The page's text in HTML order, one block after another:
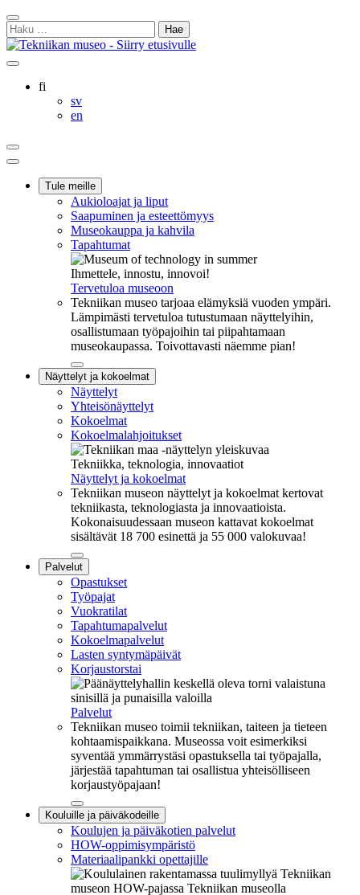
Siirry
sisältöön
Sulje
hakukenttä
Haku:
Ostoskorisi
Oma
Hae
sivultafi
svSvenska
en
Ostoskorisi
Oma
tiliHae
Päävalikko
Tule meille
Aukioloajat ja liput
Saapuminen ja esteettömyys
Museokauppa ja kahvila
Tapahtumat
Ihmettele, innostu, innovoi!
Tervetuloa museoon
Tekniikan museo tarjoaa elämyksiä vuoden ympäri.
Lämpimästi tervetuloa tutustumaan näyttelyihin,
osallistumaan työpajoihin tai piipahtamaan
museokaupassa. Toivottavasti näemme pian!
Sulje
alavalikko
Näyttelyt ja kokoelmat
Näyttelyt
Yhteisönäyttelyt
Kokoelmat
Kokoelmalahjoitukset
Tekniikka, teknologia, innovaatiot
Näyttelyt ja kokoelmat
Tekniikan museon näyttelyt ja kokoelmat kertovat
tekniikasta, teknologiasta ja innovaatioista.
Kokonaisuudessaan museon kattavat kokoelmat
sisältävät 18 700 esinettä ja 55 000 valokuvaa!
Sulje
alavalikko
Palvelut
Opastukset
Työpajat
Vuokratilat
Tapahtumapalvelut
Kokoelmapalvelut
Lasten syntymäpäivät
Korjaustorstai
Palvelut
Tekniikan museo toimii tekniikan, taiteen ja tieteen
kohtaamispaikkana. Museossa voit esimerkiksi
syventää ymmärrystäsi opastuksella tai työpajalla,
järjestää tapahtuman tai osallistua yhteisölliseen
korjaustyöpajaan!
Sulje
alavalikko
Kouluille ja päiväkodeille
Koulujen ja päiväkotien palvelut
HOW-oppimisympäristö
Materiaalipankki opettajille